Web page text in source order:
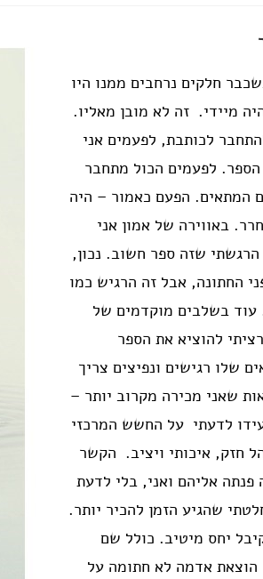
חלקים נרחבים ממנו היו
מיידי. זה לא מובן מאליו.
לכותבת, לפעמים אני
לפעמים הכול מתחבר
המתאים. הפעם כאמור – היה
באווירה של אמון אני
שזה ספר חשוב. נכון,
החתונה, אבל זה הרגיש כמו
עוד בשלבים מוקדמים של
להוציא את הספר
שלו רגישים ונפיצים צריך
שאני מכירה מקרוב יותר –
לדעתי על החשש המרכזי
חזק, איכותי ויציב. הקשר
אליהם ואני, בלי לדעת
שהגיע הזמן להכיר יותר.
יחס מיטיב. כולל שם
אדמה לא חתומה על